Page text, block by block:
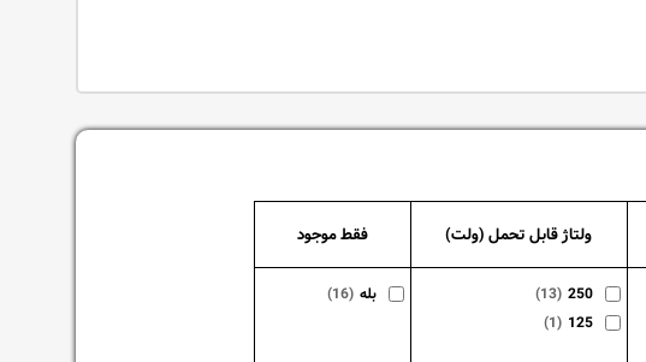
ولتاژ قابل تحمل (ولت)
250
(13)
125
(1)
فقط موجود
بله (16)